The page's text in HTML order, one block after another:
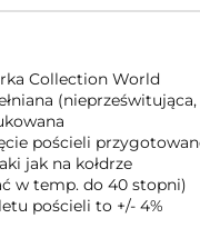
Collection World
pościeli
jak na kołdrze
w temp. do 40 stopni)
pościeli to +/- 4%